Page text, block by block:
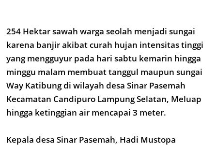
254 Hektar sawah warga seolah menjadi sungai
karena banjir akibat curah hujan intensitas tinggi
yang mengguyur pada hari sabtu kemarin hingga
minggu malam membuat tanggul maupun sungai
Way Katibung di wilayah desa Sinar Pasemah
Kecamatan Candipuro Lampung Selatan, Meluap
hingga ketinggian air mencapai 3 meter.
Kepala desa Sinar Pasemah, Hadi Mustopa